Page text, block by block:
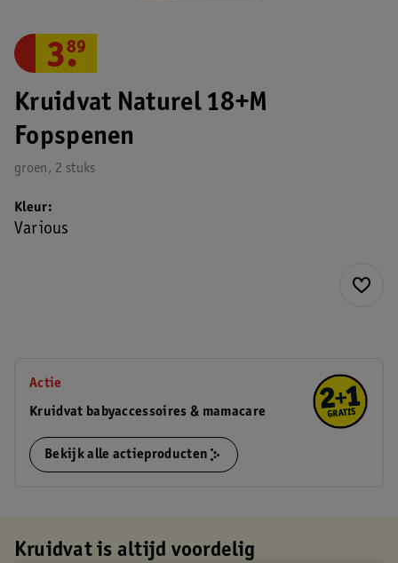
Kruidvat Naturel 18+M
Fopspenen
groen, 2 stuks
3.
89
Kleur
Various
Actie
Kruidvat babyaccessoires & mamacare
Bekijk alle actieproducten
Kruidvat is altijd voordelig